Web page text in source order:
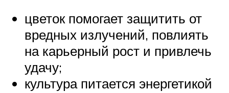
цветок помогает защитить от
вредных излучений, повлиять
на карьерный рост и привлечь
удачу;
культура питается энергетикой